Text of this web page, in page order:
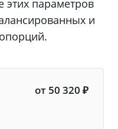
этих параметров
и
от 50 320 ₽